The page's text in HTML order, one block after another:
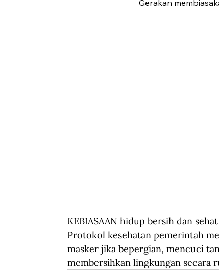
Gerakan
KEBIASAAN hidup bersih dan
Protokol kesehatan pemerintah
masker jika bepergian, mencuci
membersihkan lingkungan secara